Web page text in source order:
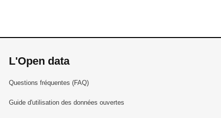
L'Open data
Questions fréquentes (FAQ)
Guide d'utilisation des données ouvertes